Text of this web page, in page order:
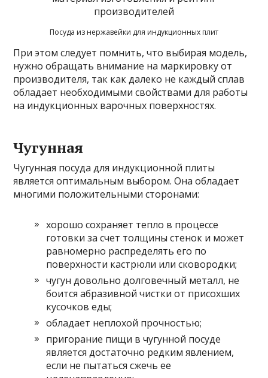
Посуда из нержавейки для индукционных плит
При этом следует помнить, что выбирая модель,
нужно обращать внимание на маркировку от
производителя, так как далеко не каждый сплав
обладает необходимыми свойствами для работы
на индукционных варочных поверхностях.
Чугунная
Чугунная посуда для индукционной плиты
является оптимальным выбором. Она обладает
многими положительными сторонами:
хорошо сохраняет тепло в процессе
готовки за счет толщины стенок и может
равномерно распределять его по
поверхности кастрюли или сковородки;
чугун довольно долговечный металл, не
боится абразивной чистки от присохших
кусочков еды;
обладает неплохой прочностью;
пригорание пищи в чугунной посуде
является достаточно редким явлением,
если не пытаться сжечь ее